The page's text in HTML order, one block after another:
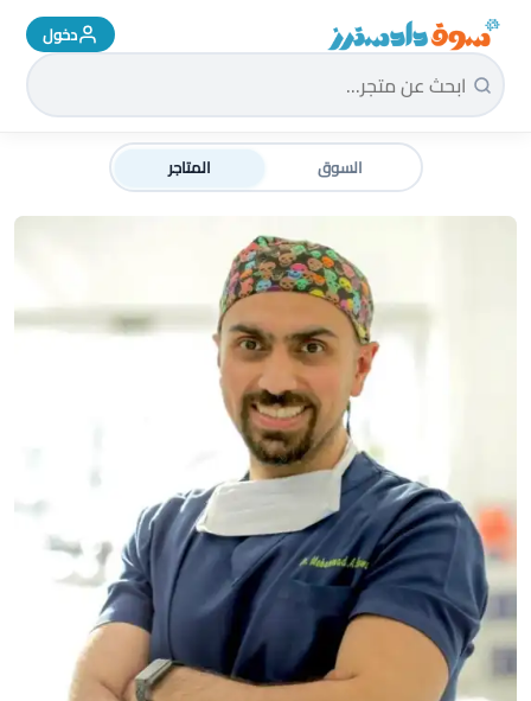
سوق دادسترز الرئيسية دخول
السوق المتاجر